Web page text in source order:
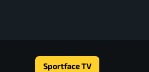
Sportface TV